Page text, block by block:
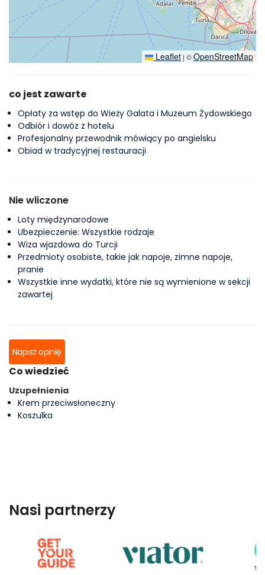
Leaflet | ©OpenStreetMap
co jest zawarte
Opłaty za wstęp do Wieży Galata i Muzeum Żydowskiego
Odbiór i dowóz z hotelu
Profesjonalny przewodnik mówiący po angielsku
Obiad w tradycyjnej restauracji
Nie wliczone
Loty międzynarodowe
Ubezpieczenie: Wszystkie rodzaje
Wiza wjazdowa do Turcji
Przedmioty osobiste, takie jak napoje, zimne napoje,
pranie
Wszystkie inne wydatki, które nie są wymienione w sekcji
zawartej
Napisz opinię
Co wiedzieć
Uzupełnienia
Krem przeciwsłoneczny
Koszulka
Nasi partnerzy